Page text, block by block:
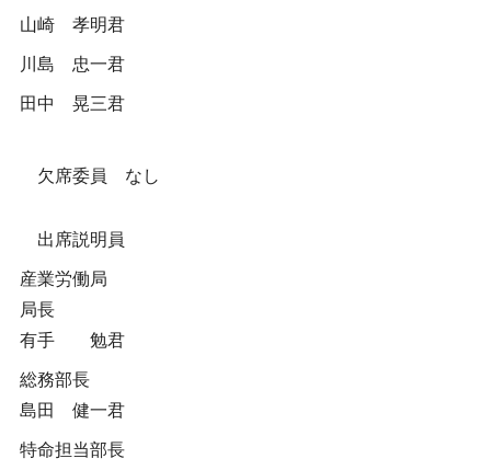
山崎 孝明君
川島 忠一君
田中 晃三君
欠席委員 なし
出席説明員
産業労働局
局長
有手 勉君
総務部長
島田 健一君
特命担当部長